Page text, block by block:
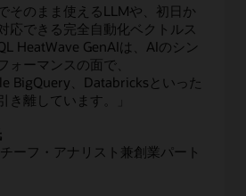
そのまま使えるLLMや、初日か
応できる完全自動化ベクトルス
HeatWave GenAIは、AIのシン
ォーマンスの面で、
BigQuery、Databricksといった
き離しています。」
ーフ・アナリスト兼創業パート